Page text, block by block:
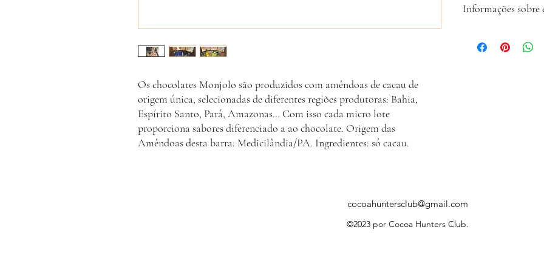
Os chocolates Monjolo são produzidos com amêndoas de cacau de
origem única, selecionadas de diferentes regiões produtoras: Bahia,
Espírito Santo, Pará, Amazonas… Com isso cada micro lote
proporciona sabores diferenciado a ao chocolate. Origem das
Amêndoas desta barra: Medicilândia/PA. Ingredientes: só cacau.
de origem, qualidade,
Informações sobre
envia o código de
cocoahuntersclub@gmail.com
©2023 por Cocoa Hunters Club.